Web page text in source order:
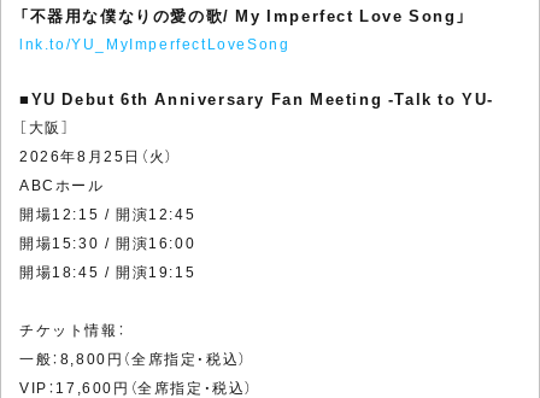
「不器用な僕なりの愛の歌/ My Imperfect Love Song」
lnk.to/YU_MyImperfectLoveSong
■YU Debut 6th Anniversary Fan Meeting -Talk to YU-
［大阪］
2026年8月25日（火）
ABCホール
開場12:15 / 開演12:45
開場15:30 / 開演16:00
開場18:45 / 開演19:15
チケット情報：
一般：8,800円（全席指定・税込）
VIP：17,600円（全席指定・税込）